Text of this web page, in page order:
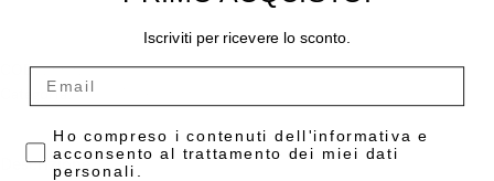
COD:25582007
Categoria: Frese Tungsteno
Descrizione
Iscriviti per ricevere lo sconto.
Privacy Policy
Ho compreso i contenuti dell'informativa e
acconsento al trattamento dei miei dati
personali.